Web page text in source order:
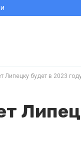
Липецку будет в 2023